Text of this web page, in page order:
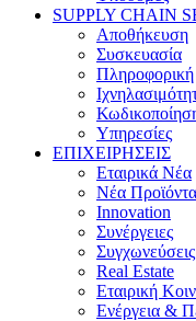
SUPPLY CHAIN
Αποθήκευση
Συσκευασία
Πληροφορική
Υπηρεσίες
ΕΠΙΧΕΙΡΗΣΕΙΣ
Εταιρικά Νέα
Νέα Προϊόντα
Innovation
Συνέργειες
Συγχωνεύσεις
Real Estate
Εταιρική
Ενέργεια &